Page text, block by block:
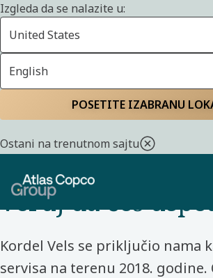
Izgleda da se nalazite u:
United States
English
POSETITE IZABRANU
Ostani na trenutnom sajtu
Početna Upoznajte naše kolege
"Uspori, imaj
veruj da ćeš
Kordel Vels se priključio nama
servisa na terenu 2018. godine.